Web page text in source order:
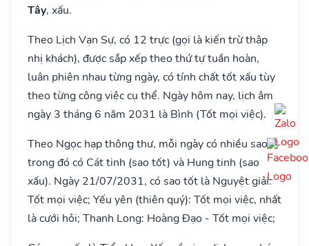
Tây, xấu.
Theo Lịch Vạn Sự, có 12 trực (gọi là kiến trừ thập
nhị khách), được sắp xếp theo thứ tự tuần hoàn,
luân phiên nhau từng ngày, có tính chất tốt xấu tùy
theo từng công việc cụ thể. Ngày hôm nay, lịch âm
ngày 3 tháng 6 năm 2031 là Bình (Tốt mọi việc).
Theo Ngọc hạp thông thư, mỗi ngày có nhiều sao,
trong đó có Cát tinh (sao tốt) và Hung tinh (sao
xấu). Ngày 21/07/2031, có sao tốt là Nguyệt giải:
Tốt mọi việc; Yếu yên (thiên quý): Tốt mọi việc, nhất
là cưới hỏi; Thanh Long: Hoàng Đạo - Tốt mọi việc;